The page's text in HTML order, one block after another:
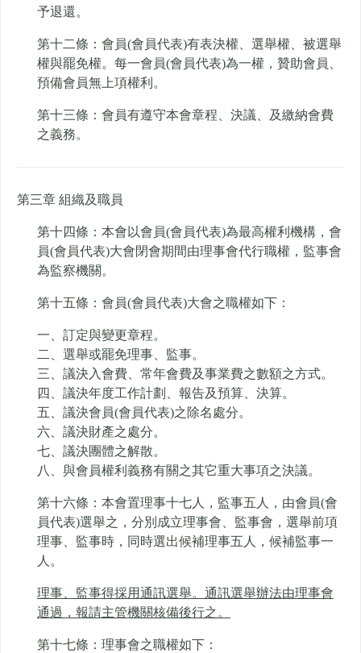
予退還。
第十二條：會員(會員代表)有表決權、選舉權、被選舉
權與罷免權。每一會員(會員代表)為一權，贊助會員、
預備會員無上項權利。
第十三條：會員有遵守本會章程、決議、及繳納會費
之義務。
第三章 組織及職員
第十四條：本會以會員(會員代表)為最高權利機構，會
員(會員代表)大會閉會期間由理事會代行職權，監事會
為監察機關。
第十五條：會員(會員代表)大會之職權如下：
一、訂定與變更章程。
二、選舉或罷免理事、監事。
三、議決入會費、常年會費及事業費之數額之方式。
四、議決年度工作計劃、報告及預算、決算。
五、議決會員(會員代表)之除名處分。
六、議決財產之處分。
七、議決團體之解散。
八、與會員權利義務有關之其它重大事項之決議。
第十六條：本會置理事十七人，監事五人，由會員(會
員代表)選舉之，分別成立理事會、監事會，選舉前項
理事、監事時，同時選出候補理事五人，候補監事一
人。
理事、監事得採用通訊選舉。通訊選舉辦法由理事會
通過，報請主管機關核備後行之。
第十七條：理事會之職權如下：